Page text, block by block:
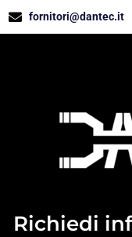
fornitori@dantec.it
Richiedi